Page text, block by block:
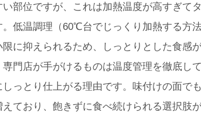
部位ですが、これは加熱温度が高すぎて
低温調理（60℃台でじっくり加熱する方法
に抑えられるため、しっとりとした食感が
門店が手がけるものは温度管理を徹底し
っとり仕上がる理由です。味付けの面で
ており、飽きずに食べ続けられる選択肢